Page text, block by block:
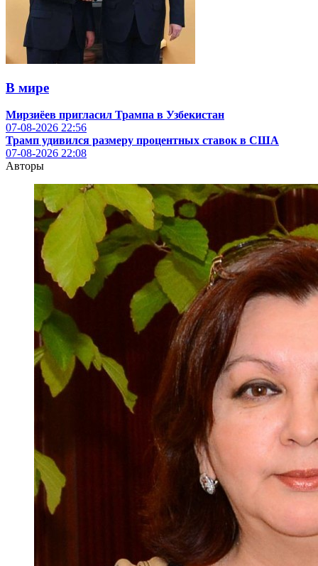
В мире
Мирзиёев пригласил Трампа в Узбекистан
07-08-2026 22:56
Трамп удивился размеру процентных ставок в США
07-08-2026 22:08
Авторы